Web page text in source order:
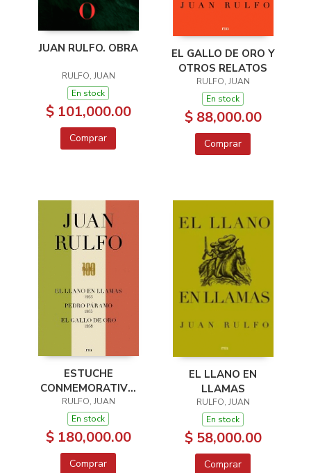
JUAN RULFO. OBRA
RULFO, JUAN
En stock
$ 101,000.00
Comprar
EL GALLO DE ORO Y
OTROS RELATOS
RULFO, JUAN
En stock
$ 88,000.00
Comprar
ESTUCHE
CONMEMORATIVO
JUAN RULFO
RULFO, JUAN
En stock
$ 180,000.00
Comprar
EL LLANO EN
LLAMAS
RULFO, JUAN
En stock
$ 58,000.00
Comprar